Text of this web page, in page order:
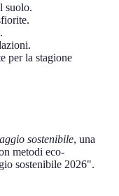
suolo.
per la stagione
sostenibile, una
metodi eco-
sostenibile 2026".